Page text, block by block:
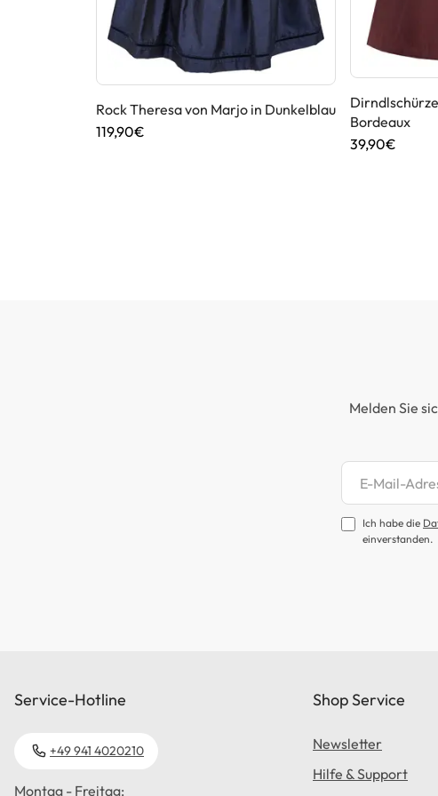
Rock Theresa von Marjo in Dunkelblau
119,90€
Bordeaux
39,90€
Melden Sie
Ich habe die
einverstanden.
Service-Hotline
+49 941 4020210
Montag - Freitag:
Shop Service
Newsletter
Hilfe & Support